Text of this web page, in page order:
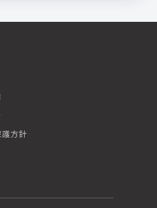
方針